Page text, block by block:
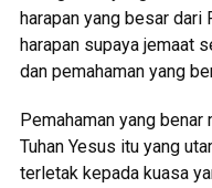
harapan yang besar dari
harapan supaya jemaat
dan pemahaman yang
Pemahaman yang benar
Tuhan Yesus itu yang
terletak kepada kuasa